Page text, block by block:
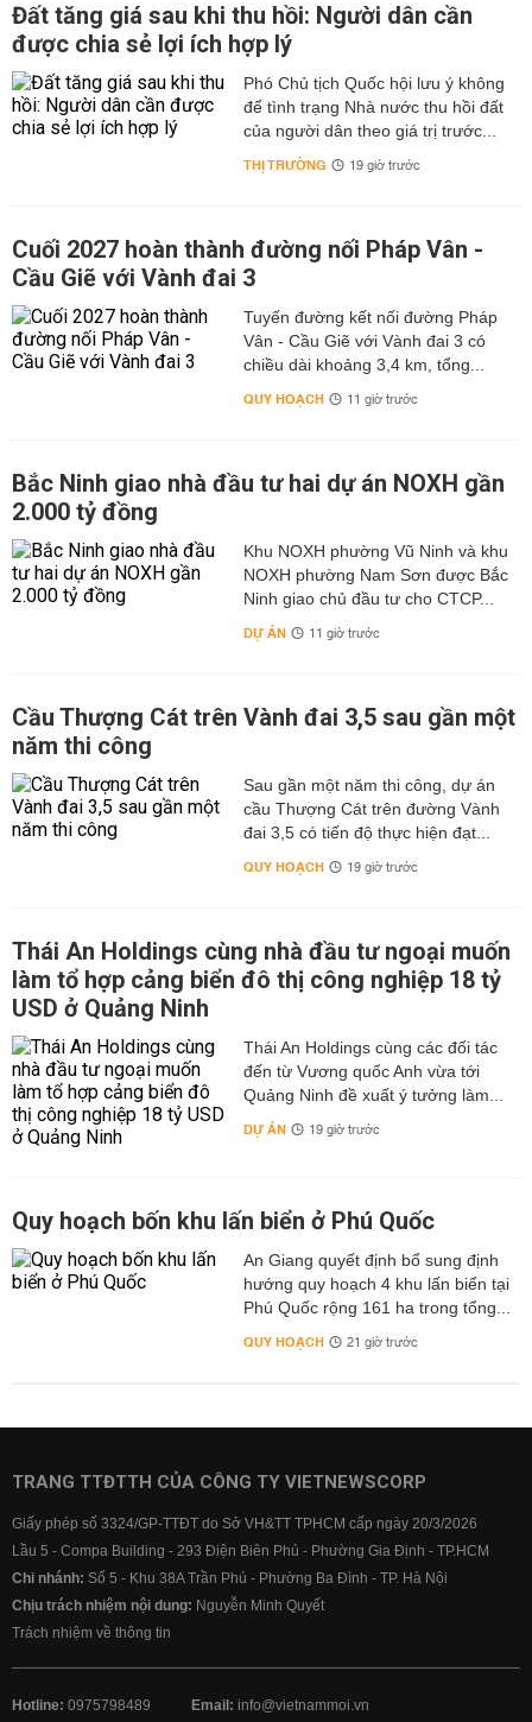
Đất tăng giá sau khi thu hồi: Người dân cần
được chia sẻ lợi ích hợp lý
Phó Chủ tịch Quốc hội lưu ý không
để tình trạng Nhà nước thu hồi đất
của người dân theo giá trị trước...
THỊ TRƯỜNG 19 giờ trước
Cuối 2027 hoàn thành đường nối Pháp Vân -
Cầu Giẽ với Vành đai 3
Tuyến đường kết nối đường Pháp
Vân - Cầu Giẽ với Vành đai 3 có
chiều dài khoảng 3,4 km, tổng...
QUY HOẠCH 11 giờ trước
Bắc Ninh giao nhà đầu tư hai dự án NOXH gần
2.000 tỷ đồng
Khu NOXH phường Vũ Ninh và khu
NOXH phường Nam Sơn được Bắc
Ninh giao chủ đầu tư cho CTCP...
DỰ ÁN 11 giờ trước
Cầu Thượng Cát trên Vành đai 3,5 sau gần một
năm thi công
Sau gần một năm thi công, dự án
cầu Thượng Cát trên đường Vành
đai 3,5 có tiến độ thực hiện đạt...
QUY HOẠCH 19 giờ trước
Thái An Holdings cùng nhà đầu tư ngoại muốn
làm tổ hợp cảng biển đô thị công nghiệp 18 tỷ
USD ở Quảng Ninh
Thái An Holdings cùng các đối tác
đến từ Vương quốc Anh vừa tới
Quảng Ninh đề xuất ý tưởng làm...
DỰ ÁN 19 giờ trước
Quy hoạch bốn khu lấn biển ở Phú Quốc
An Giang quyết định bổ sung định
hướng quy hoạch 4 khu lấn biển tại
Phú Quốc rộng 161 ha trong tổng...
QUY HOẠCH 21 giờ trước
TRANG TTĐTTH CỦA CÔNG TY VIETNEWSCORP
Giấy phép số 3324/GP-TTĐT do Sở VH&TT TPHCM cấp ngày 20/3/2026
Lầu 5 - Compa Building - 293 Điện Biên Phủ - Phường Gia Định - TP.HCM
Chi nhánh: Số 5 - Khu 38A Trần Phú - Phường Ba Đình - TP. Hà Nội
Chịu trách nhiệm nội dung: Nguyễn Minh Quyết
Trách nhiệm về thông tin
Hotline: 0975798489 Email: info@vietnammoi.vn